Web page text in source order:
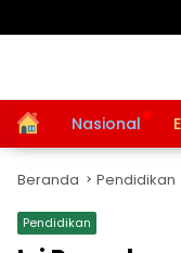
HomeNasional
Beranda Pendidikan
Pendidikan